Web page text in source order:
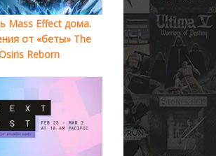
Mass Effect дома.
от «беты» The
Reborn